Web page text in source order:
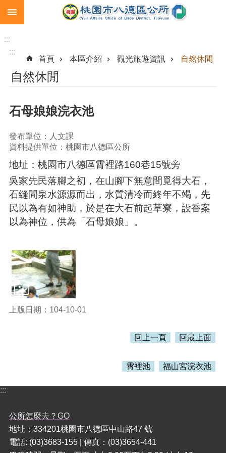
跳到主要內容區塊
市
民
急
救
助
進
階
搜
尋
區
介
紹
訊
息
機
關
通
:::
:::
首頁
本區介紹 觀光旅遊資訊 自然休閒
自然休閒
石母娘娘浣衣池
發布單位：人文課
資料提供單位：桃園市八德區公所
地址：桃園市八德區霄裡路160巷15號旁
吳家先民落腳之初，在山腳下無意間覓得大石，
石縫間泉水源源而出，水質清冷而終年不竭，先
民以為有如神助，於是在大石前起草寮，設香案
以為神位，供為「石母娘娘」。
上版日期：104-10-01
回上一頁 回最上面
霄裡池 福山宮浣衣池
:::
公所怎麼去？GO
地址：334201桃園市八德區中山路47 號
電話: (03)3683-155 | 傳真：(03)3654-441